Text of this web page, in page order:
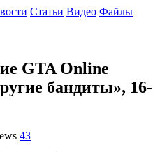
Статьи Видео Файлы
GTA Online
бандиты», 16-
43